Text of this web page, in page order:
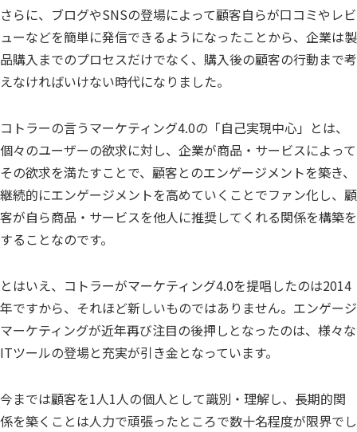
さらに、ブログやSNSの登場によって顧客自らが口コミやレビ
ューなどを簡単に発信できるようになったことから、企業は製
品購入までのプロセスだけでなく、購入後の顧客の行動まで考
えなければいけない時代になりました。
コトラーの言うマーケティング4.0の「自己実現中心」とは、
個々のユーザーの欲求に対し、企業が商品・サービスによって
その欲求を満たすことで、顧客とのエンゲージメントを築き、
継続的にエンゲージメントを高めていくことでファン化し、顧
客が自ら商品・サービスを他人に推奨してくれる関係を構築を
することなのです。
とはいえ、コトラーがマーケティング4.0を提唱したのは2014
年ですから、それほど新しいものではありません。エンゲージ
マーケティングが近年再び注目の後押しとなったのは、様々な
ITツールの登場と充実が引き金となっています。
今までは顧客を1人1人の個人として識別・理解し、長期的関
係を築くことは人力で頑張ったところで数十名程度が限界でし